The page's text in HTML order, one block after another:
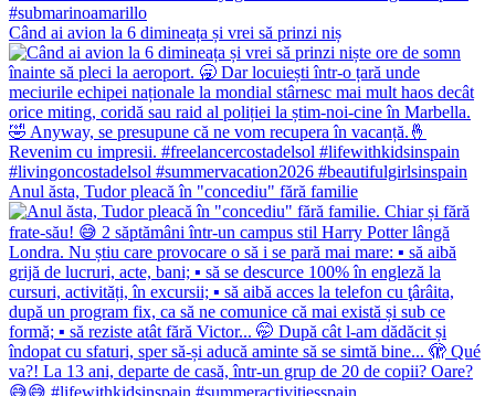
Când ai avion la 6 dimineața și vrei să prinzi niș
Anul ăsta, Tudor pleacă în "concediu" fără familie